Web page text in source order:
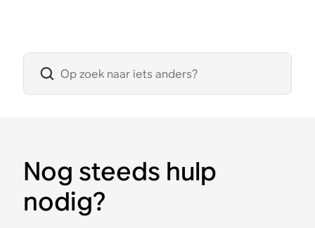
Nog steeds hulp
nodig?